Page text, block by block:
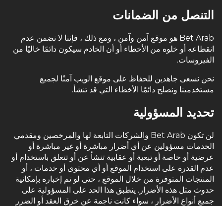
التنصل من الضمانات
Bet Arab هو موقع آمن وآمن ، ومع ذلك ، فإننا لا نضمن عدم
انقطاعه أو خلوه من الأخطاء أو أن الخادم سيكون دائمًا خاليًا من
الفيروسات.
نحن نسعى جاهدين للحفاظ على موقع الويب آمنًا لجميع
مستخدمينا ونصلح دائمًا الأخطاء التي قد تنشأ.
تحديد المسؤولية
لن تكون Bet Arab والشركات التابعة لها والمرخصين ومقدمي
الخدمات مسؤولين عن أي أضرار مباشرة أو غير مباشرة أو
عرضية أو خاصة أو تبعية أو عقابية تنشأ عن أو تتعلق باستخدام أو
عدم القدرة على استخدام الموقع أو أي محتوى أو خدمات ، أو
المنتجات المتوفرة من خلال الموقع ، حتى لو تم إخباره بإمكانية
حدوث مثل هذه الأضرار. ينطبق هذا الحد على المسؤولية على
جميع أنواع الأضرار ، سواء كانت ناجمة عن خرق العقد أو الضرر